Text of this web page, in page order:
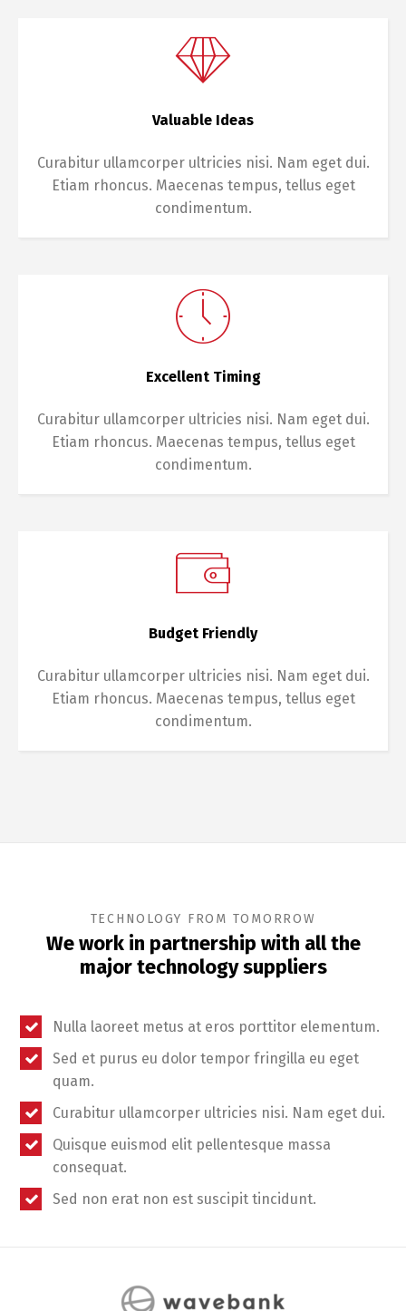
Valuable Ideas
Curabitur ullamcorper ultricies nisi. Nam eget dui.
Etiam rhoncus. Maecenas tempus, tellus eget
condimentum.
Excellent Timing
Curabitur ullamcorper ultricies nisi. Nam eget dui.
Etiam rhoncus. Maecenas tempus, tellus eget
condimentum.
Budget Friendly
Curabitur ullamcorper ultricies nisi. Nam eget dui.
Etiam rhoncus. Maecenas tempus, tellus eget
condimentum.
TECHNOLOGY FROM TOMORROW
We work in partnership with all the
major technology suppliers
Nulla laoreet metus at eros porttitor elementum.
Sed et purus eu dolor tempor fringilla eu eget
quam.
Curabitur ullamcorper ultricies nisi. Nam eget dui.
Quisque euismod elit pellentesque massa
consequat.
Sed non erat non est suscipit tincidunt.